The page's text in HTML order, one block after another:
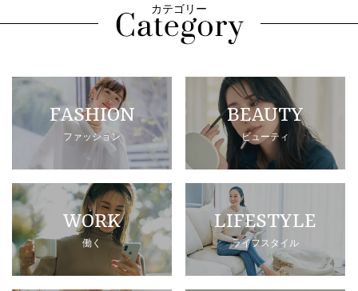
カテゴリー
FASHION
ファッション
BEAUTY
ビューティ
WORK
働く
LIFESTYLE
ライフスタイル